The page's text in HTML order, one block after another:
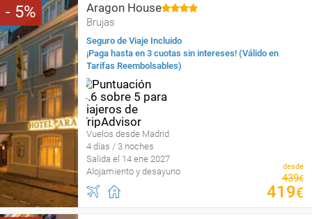
5 Aragon House
Brujas
Seguro de Viaje Incluido
¡Paga hasta en 3 cuotas sin intereses! (Válido en
Tarifas Reembolsables)
Vuelos desde Madrid
4 días / 3 noches
Salida el 14 ene 2027
Alojamiento y desayuno
desde
439€
419€